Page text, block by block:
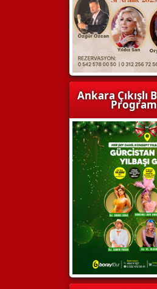
Ankara Çıkışlı